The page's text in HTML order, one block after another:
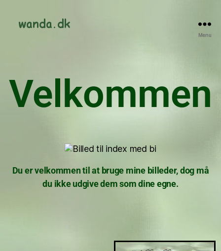
Menu
Velkommen
Du er velkommen til at bruge mine billeder, dog må
du ikke udgive dem som dine egne.